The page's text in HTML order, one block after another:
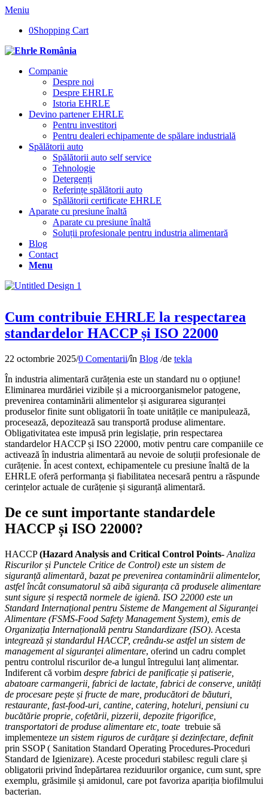
Meniu
0Shopping Cart
Companie
Despre noi
Despre EHRLE
Istoria EHRLE
Devino partener EHRLE
Pentru investitori
Pentru dealeri echipamente de spălare industrială
Spălătorii auto
Spălătorii auto self service
Tehnologie
Detergenți
Referințe spălătorii auto
Spălătorii certificate EHRLE
Aparate cu presiune înaltă
Aparate cu presiune înaltă
Soluții profesionale pentru industria alimentară
Blog
Contact
Menu
Cum contribuie EHRLE la respectarea
standardelor HACCP și ISO 22000
22 octombrie 2025/0 Comentarii/în Blog /de tekla
În industria alimentară curățenia este un standard nu o opțiune!
Eliminarea murdăriei vizibile și a microorganismelor patogene,
prevenirea contaminării alimentelor și asigurarea siguranței
produselor finite sunt obligatorii în toate unitățile ce manipulează,
procesează, depozitează sau transportă produse alimentare.
Obligativitatea este impusă prin legislație, prin respectarea
standardelor HACCP și ISO 22000, motiv pentru care companiile ce
activează în industria alimentară au nevoie de soluții profesionale de
curățenie. În acest context, echipamentele cu presiune înaltă de la
EHRLE oferă performanța și fiabilitatea necesară pentru a răspunde
cerințelor actuale de curățenie și siguranță alimentară.
De ce sunt importante standardele
HACCP și ISO 22000?
HACCP(Hazard Analysis and Critical Control Points- Analiza
Riscurilor și Punctele Critice de Control) este un sistem de
siguranță alimentară, bazat pe prevenirea contaminării alimentelor,
astfel încât consumatorul să aibă siguranța că produsele alimentare
sunt sigure și respectă normele de igienă. ISO 22000 este un
Standard Internațional pentru Sisteme de Mangement al Siguranței
Alimentare (FSMS-Food Safety Management System), emis de
Organizația Internațională pentru Standardizare (ISO). Acesta
integrează și standardul HACCP, creându-se astfel un sistem de
management al siguranței alimentare, oferind un cadru complet
pentru controlul riscurilor de-a lungul întregului lanț alimentar.
Indiferent că vorbim despre fabrici de panificație și patiserie,
abatoare carmangerii, fabrici de lactate, fabrici de conserve, unități
de procesare pește și fructe de mare, producători de băuturi,
restaurante, fast-food-uri, cantine, catering, hoteluri, pensiuni cu
bucătărie proprie, cofetării, pizzerii, depozite frigorifice,
transportatori de produse alimentare etc, toate trebuie să
implementeze un sistem riguros de curățare și dezinfectare, definit
prin SSOP ( Sanitation Standard Operating Procedures-Proceduri
Standard de Igienizare). Aceste proceduri stabilesc reguli clare și
obligatorii privind îndepărtarea reziduurilor organice, cum sunt, spre
exemplu, grăsimile și amidonul, care pot favoriza apariția biofilmului
bacterian.